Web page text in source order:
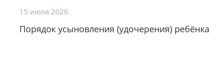
15 июля 2026
Порядок усыновления (удочерения) ребёнка